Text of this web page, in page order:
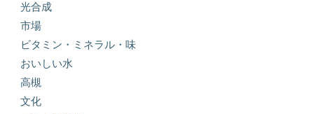
光合成
市場
ビタミン・ミネラル・味
おいしい水
高槻
文化